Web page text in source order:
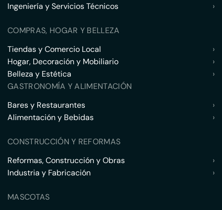
Ingeniería y Servicios Técnicos
›
COMPRAS, HOGAR Y BELLEZA
Tiendas y Comercio Local
›
Hogar, Decoración y Mobiliario
›
Belleza y Estética
›
GASTRONOMÍA Y ALIMENTACIÓN
Bares y Restaurantes
›
Alimentación y Bebidas
›
CONSTRUCCIÓN Y REFORMAS
Reformas, Construcción y Obras
›
Industria y Fabricación
›
MASCOTAS